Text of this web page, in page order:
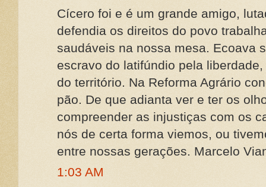
Cícero foi e é um grande amigo,
defendia os direitos do povo
saudáveis na nossa mesa. Ecoava
escravo do latifúndio pela
do território. Na Reforma Agrário
pão. De que adianta ver e ter os
compreender as injustiças com os
nós de certa forma viemos, ou
entre nossas gerações. Marcelo
1:03 AM